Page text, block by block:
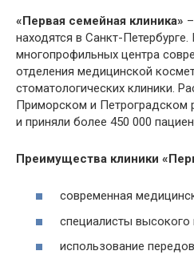
«Первая семейная клиника»
находятся в Санкт-
многопрофильных центра
отделения медицинской
стоматологических клиники.
Приморском и Петроградском
и приняли более 450 000
Преимущества клиники
современная
специалисты высокого
использование